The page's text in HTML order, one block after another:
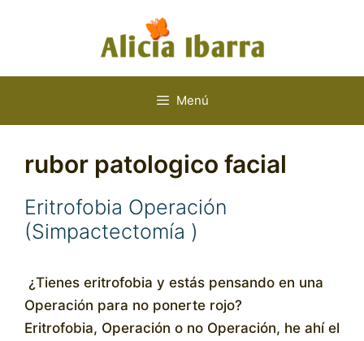
Menú
rubor patologico facial
Eritrofobia Operación
(Simpactectomía )
¿Tienes eritrofobia y estás pensando en una
Operación para no ponerte rojo?
Eritrofobia, Operación o no Operación, he ahí el